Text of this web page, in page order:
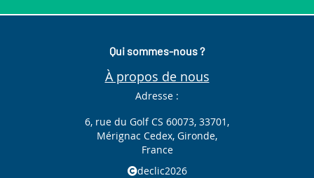
Qui sommes-nous ?
À propos de nous
Adresse :
6, rue du Golf CS 60073, 33701,
Mérignac Cedex, Gironde,
France
declic2026